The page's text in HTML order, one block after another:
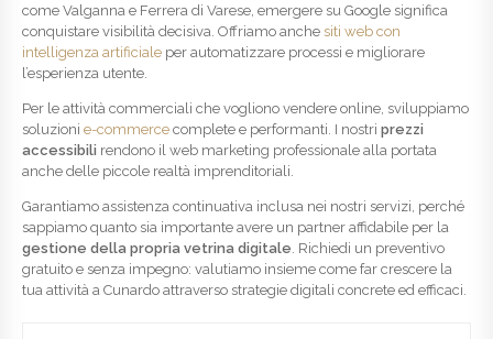
come Valganna e Ferrera di Varese, emergere su Google significa
conquistare visibilità decisiva. Offriamo anche siti web con
intelligenza artificiale per automatizzare processi e migliorare
l’esperienza utente.
Per le attività commerciali che vogliono vendere online, sviluppiamo
soluzioni e-commerce complete e performanti. I nostri prezzi
accessibili rendono il web marketing professionale alla portata
anche delle piccole realtà imprenditoriali.
Garantiamo assistenza continuativa inclusa nei nostri servizi, perché
sappiamo quanto sia importante avere un partner affidabile per la
gestione della propria vetrina digitale. Richiedi un preventivo
gratuito e senza impegno: valutiamo insieme come far crescere la
tua attività a Cunardo attraverso strategie digitali concrete ed efficaci.